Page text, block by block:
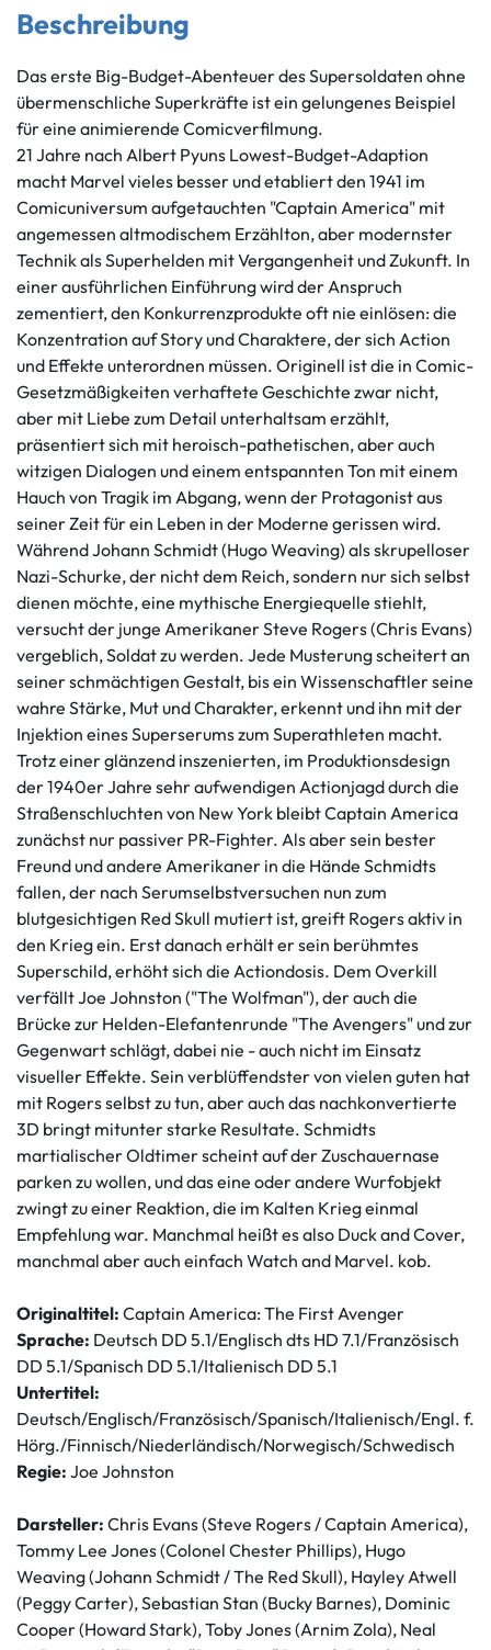
Beschreibung
Das erste Big-Budget-Abenteuer des Supersoldaten ohne
übermenschliche Superkräfte ist ein gelungenes Beispiel
für eine animierende Comicverfilmung.
21 Jahre nach Albert Pyuns Lowest-Budget-Adaption
macht Marvel vieles besser und etabliert den 1941 im
Comicuniversum aufgetauchten "Captain America" mit
angemessen altmodischem Erzählton, aber modernster
Technik als Superhelden mit Vergangenheit und Zukunft. In
einer ausführlichen Einführung wird der Anspruch
zementiert, den Konkurrenzprodukte oft nie einlösen: die
Konzentration auf Story und Charaktere, der sich Action
und Effekte unterordnen müssen. Originell ist die in Comic-
Gesetzmäßigkeiten verhaftete Geschichte zwar nicht,
aber mit Liebe zum Detail unterhaltsam erzählt,
präsentiert sich mit heroisch-pathetischen, aber auch
witzigen Dialogen und einem entspannten Ton mit einem
Hauch von Tragik im Abgang, wenn der Protagonist aus
seiner Zeit für ein Leben in der Moderne gerissen wird.
Während Johann Schmidt (Hugo Weaving) als skrupelloser
Nazi-Schurke, der nicht dem Reich, sondern nur sich selbst
dienen möchte, eine mythische Energiequelle stiehlt,
versucht der junge Amerikaner Steve Rogers (Chris Evans)
vergeblich, Soldat zu werden. Jede Musterung scheitert an
seiner schmächtigen Gestalt, bis ein Wissenschaftler seine
wahre Stärke, Mut und Charakter, erkennt und ihn mit der
Injektion eines Superserums zum Superathleten macht.
Trotz einer glänzend inszenierten, im Produktionsdesign
der 1940er Jahre sehr aufwendigen Actionjagd durch die
Straßenschluchten von New York bleibt Captain America
zunächst nur passiver PR-Fighter. Als aber sein bester
Freund und andere Amerikaner in die Hände Schmidts
fallen, der nach Serumselbstversuchen nun zum
blutgesichtigen Red Skull mutiert ist, greift Rogers aktiv in
den Krieg ein. Erst danach erhält er sein berühmtes
Superschild, erhöht sich die Actiondosis. Dem Overkill
verfällt Joe Johnston ("The Wolfman"), der auch die
Brücke zur Helden-Elefantenrunde "The Avengers" und zur
Gegenwart schlägt, dabei nie - auch nicht im Einsatz
visueller Effekte. Sein verblüffendster von vielen guten hat
mit Rogers selbst zu tun, aber auch das nachkonvertierte
3D bringt mitunter starke Resultate. Schmidts
martialischer Oldtimer scheint auf der Zuschauernase
parken zu wollen, und das eine oder andere Wurfobjekt
zwingt zu einer Reaktion, die im Kalten Krieg einmal
Empfehlung war. Manchmal heißt es also Duck and Cover,
manchmal aber auch einfach Watch and Marvel. kob.
Originaltitel: Captain America: The First Avenger
Sprache: Deutsch DD 5.1/Englisch dts HD 7.1/Französisch
DD 5.1/Spanisch DD 5.1/Italienisch DD 5.1
Untertitel:
Deutsch/Englisch/Französisch/Spanisch/Italienisch/Engl. f.
Hörg./Finnisch/Niederländisch/Norwegisch/Schwedisch
Regie: Joe Johnston
Darsteller: Chris Evans (Steve Rogers / Captain America),
Tommy Lee Jones (Colonel Chester Phillips), Hugo
Weaving (Johann Schmidt / The Red Skull), Hayley Atwell
(Peggy Carter), Sebastian Stan (Bucky Barnes), Dominic
Cooper (Howard Stark), Toby Jones (Arnim Zola), Neal